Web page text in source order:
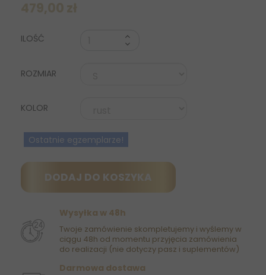
ILOŚĆ
ROZMIAR
KOLOR
Ostatnie egzemplarze!
DODAJ DO KOSZYKA
Wysyłka w 48h
Twoje zamówienie skompletujemy i wyślemy w
ciągu 48h od momentu przyjęcia zamówienia
do realizacji (nie dotyczy pasz i suplementów)
Darmowa dostawa